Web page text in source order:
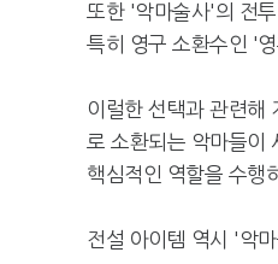
또한 '악마술사'의 전
특히 영구 소환수인 '
이럴한 선택과 관련해
로 소환되는 악마들이
핵심적인 역할을 수행
전설 아이템 역시 '악